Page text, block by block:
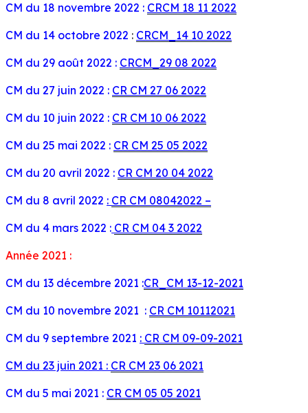
CM du 18 novembre 2022 : CRCM 18 11 2022
CM du 14 octobre 2022 : CRCM_14 10 2022
CM du 29 août 2022 : CRCM_29 08 2022
CM du 27 juin 2022 : CR CM 27 06 2022
CM du 10 juin 2022 : CR CM 10 06 2022
CM du 25 mai 2022 : CR CM 25 05 2022
CM du 20 avril 2022 : CR CM 20 04 2022
CM du 8 avril 2022 : CR CM 08042022 –
CM du 4 mars 2022 : CR CM 04 3 2022
Année 2021 :
CM du 13 décembre 2021 :CR_CM 13-12-2021
CM du 10 novembre 2021 : CR CM 10112021
CM du 9 septembre 2021 : CR CM 09-09-2021
CM du 23 juin 2021 : CR CM 23 06 2021
CM du 5 mai 2021 : CR CM 05 05 2021